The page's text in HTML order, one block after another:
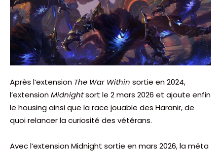
Après l’extension The War Within sortie en 2024,
l’extensionMidnightsort le 2 mars 2026 et ajoute enfin
le housing ainsi que la race jouable des Haranir, de
quoi relancer la curiosité des vétérans.
Avec l’extension Midnight sortie en mars 2026, la méta